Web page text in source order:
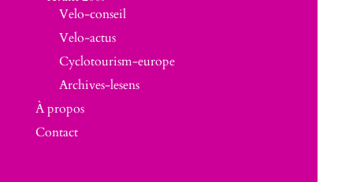
Velo-conseil
Velo-actus
Cyclotourism-europe
Archives-lesens
À propos
Contact